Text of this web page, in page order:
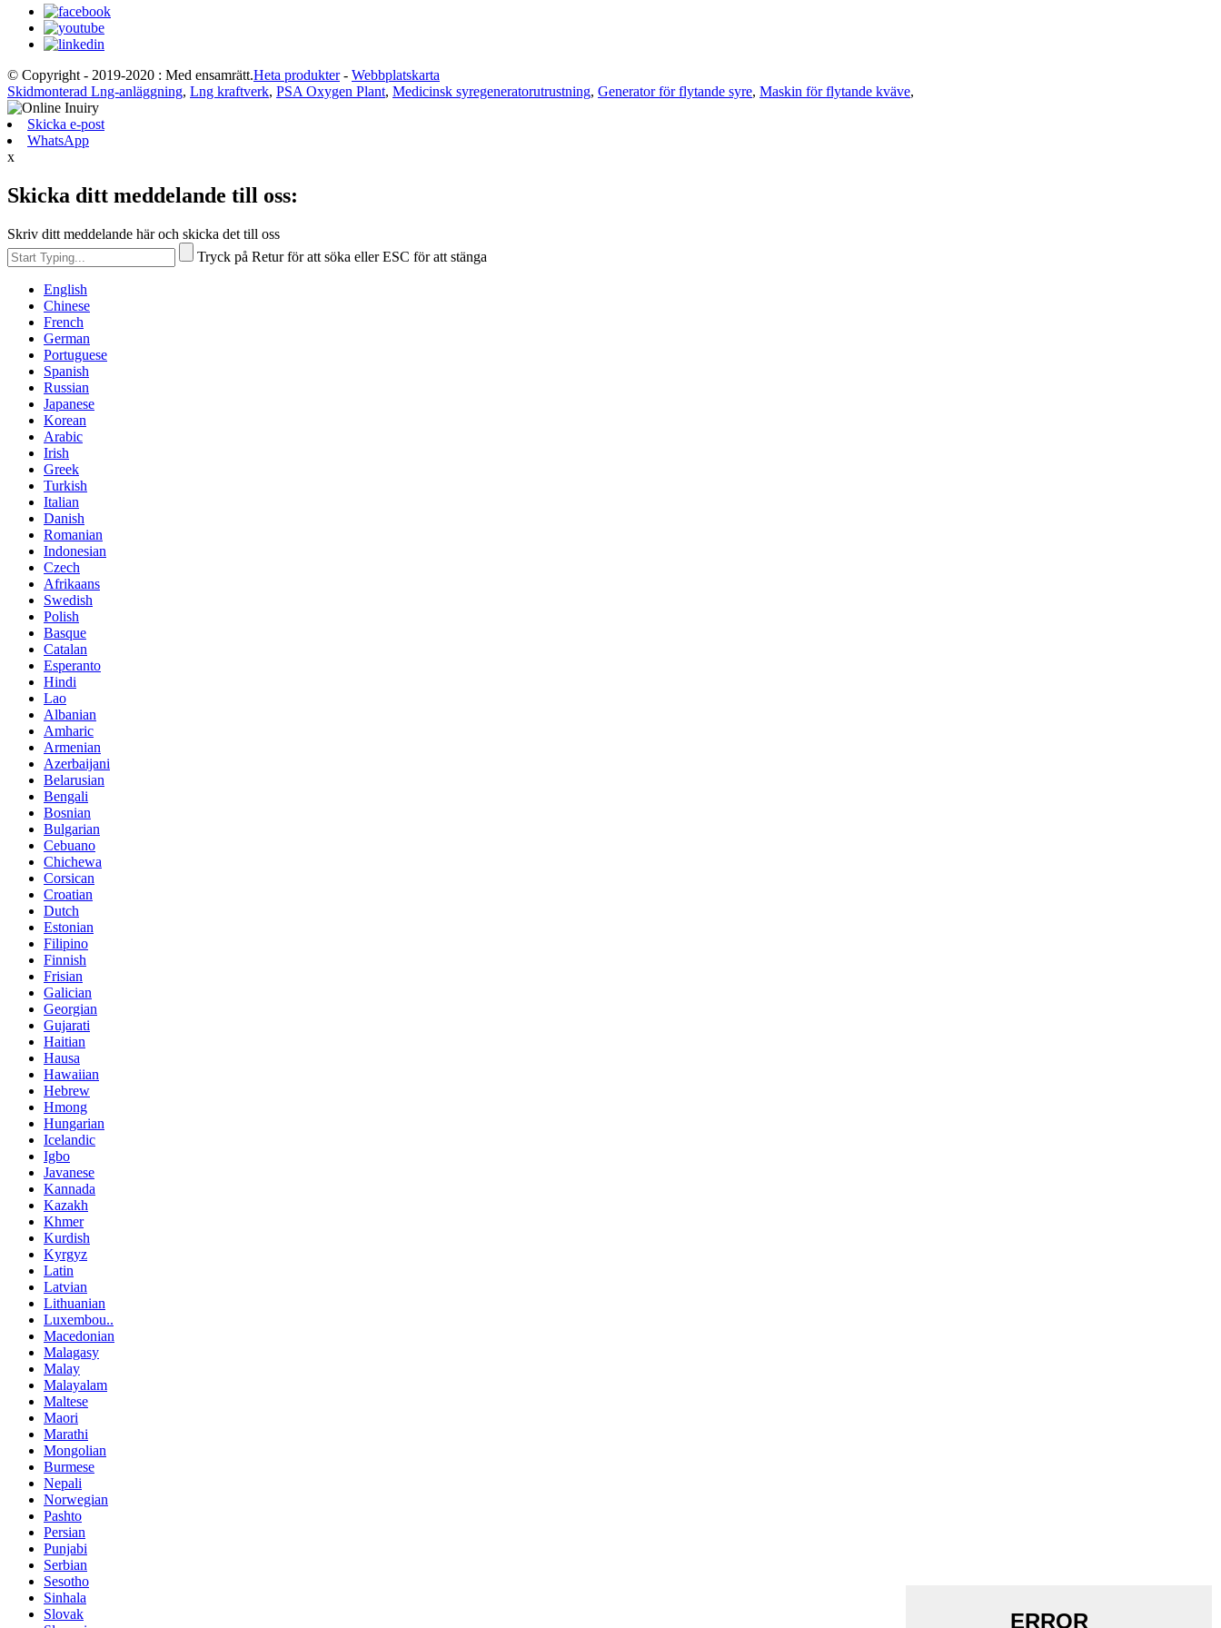
© Copyright - 2019-2020 : Med ensamrätt.Heta produkter- Webbplatskarta
Skidmonterad Lng-anläggning, Lng kraftverk, PSA Oxygen Plant, Medicinsk syregeneratorutrustning, Generator för flytande syre, Maskin för flytande kväve,
Skicka e-post
WhatsApp
x
Skicka ditt meddelande till oss:
Skriv ditt meddelande här och skicka det till oss
Tryck på Retur för att söka eller ESC för att stänga
English
Chinese
French
German
Portuguese
Spanish
Russian
Japanese
Korean
Arabic
Irish
Greek
Turkish
Italian
Danish
Romanian
Indonesian
Czech
Afrikaans
Swedish
Polish
Basque
Catalan
Esperanto
Hindi
Lao
Albanian
Amharic
Armenian
Azerbaijani
Belarusian
Bengali
Bosnian
Bulgarian
Cebuano
Chichewa
Corsican
Croatian
Dutch
Estonian
Filipino
Finnish
Frisian
Galician
Georgian
Gujarati
Haitian
Hausa
Hawaiian
Hebrew
Hmong
Hungarian
Icelandic
Igbo
Javanese
Kannada
Kazakh
Khmer
Kurdish
Kyrgyz
Latin
Latvian
Lithuanian
Luxembou..
Macedonian
Malagasy
Malay
Malayalam
Maltese
Maori
Marathi
Mongolian
Burmese
Nepali
Norwegian
Pashto
Persian
Punjabi
Serbian
Sesotho
Sinhala
Slovak